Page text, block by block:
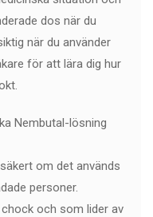
dos när du
när du använder
för att lära dig hur
Nembutal-lösning
om det används
personer.
och som lider av